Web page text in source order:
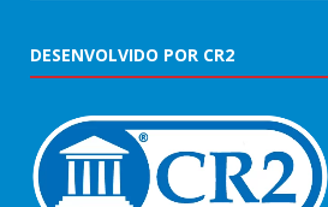
DESENVOLVIDO POR CR2